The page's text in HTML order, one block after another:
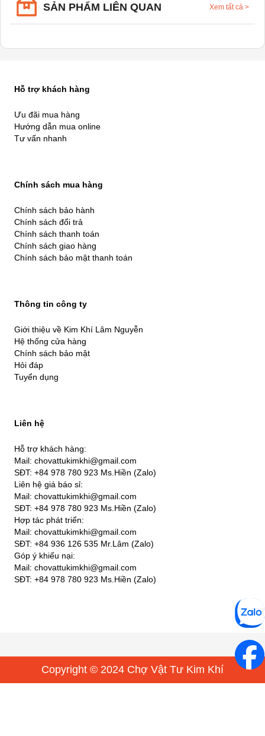
SẢN PHẨM LIÊN QUAN Xem tất cả >
Hỗ trợ khách hàng
Ưu đãi mua hàng
Hướng dẫn mua online
Tư vấn nhanh
Chính sách mua hàng
Chính sách bảo hành
Chính sách đổi trả
Chính sách thanh toán
Chính sách giao hàng
Chính sách bảo mật thanh toán
Thông tin công ty
Giới thiệu về Kim Khí Lâm Nguyễn
Hệ thống cửa hàng
Chính sách bảo mật
Hỏi đáp
Tuyển dụng
Liên hệ
Hỗ trợ khách hàng:
Mail: chovattukimkhi@gmail.com
SĐT: +84 978 780 923 Ms.Hiền (Zalo)
Liên hệ giá báo sỉ:
Mail: chovattukimkhi@gmail.com
SĐT: +84 978 780 923 Ms.Hiền (Zalo)
Hợp tác phát triển:
Mail: chovattukimkhi@gmail.com
SĐT: +84 936 126 535 Mr.Lâm (Zalo)
Góp ý khiếu nại:
Mail: chovattukimkhi@gmail.com
SĐT: +84 978 780 923 Ms.Hiền (Zalo)
Copyright © 2024 Chợ Vật Tư Kim Khí